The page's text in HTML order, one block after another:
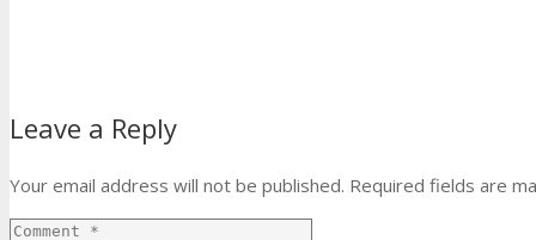
Leave a Reply
Your email address will not be published. Required fields are